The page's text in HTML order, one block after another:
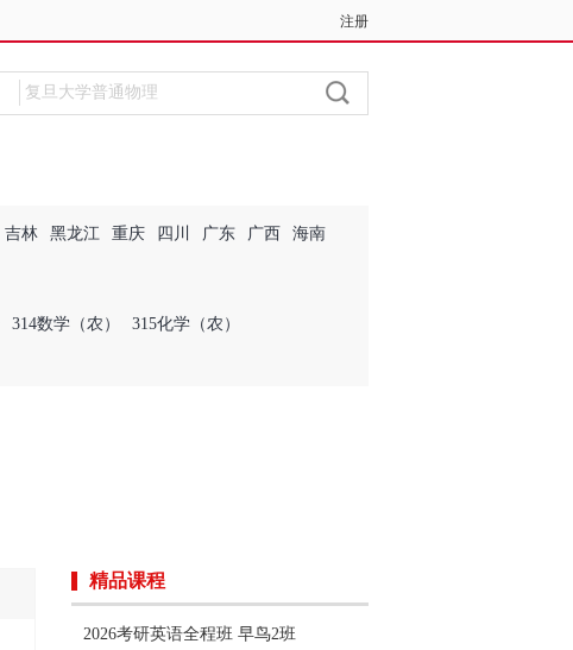
注册
吉林 黑龙江 重庆 四川 广东 广西
海南
314数学（农）
315化学（农）
精品课程
2026考研英语全程班 早鸟2班